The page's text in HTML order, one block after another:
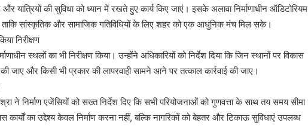
यात्रियों की सुविधा को ध्यान में रखते हुए कार्य किए जाएं। इसके अलावा निर्माणाधीन ऑडिटोरियम
ताकि सांस्कृतिक और सामाजिक गतिविधियों के लिए शहर को एक आधुनिक मंच मिल सके।
निरीक्षण
स्थलों का भी निरीक्षण किया। उन्होंने अधिकारियों को निर्देश दिया कि जिन स्थानों पर विकास
की जाए और किसी भी प्रकार की लापरवाही सामने आने पर तत्काल कार्रवाई की जाए।
ने निर्माण एजेंसियों को सख्त निर्देश दिए कि सभी परियोजनाओं को गुणवत्ता के साथ तय समय सीमा
कार्यों का उद्देश्य केवल निर्माण करना नहीं, बल्कि नागरिकों को बेहतर और टिकाऊ सुविधाएं उपलब्ध